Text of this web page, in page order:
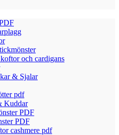
och cardigans
& Sjalar
pdf
Kuddar
PDF
PDF
cashmere pdf